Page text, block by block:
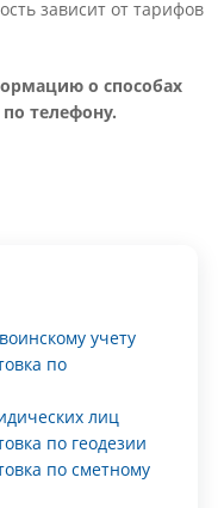
зависит от тарифов
о способах
телефону.
учету
по
лиц
по геодезии
по сметному